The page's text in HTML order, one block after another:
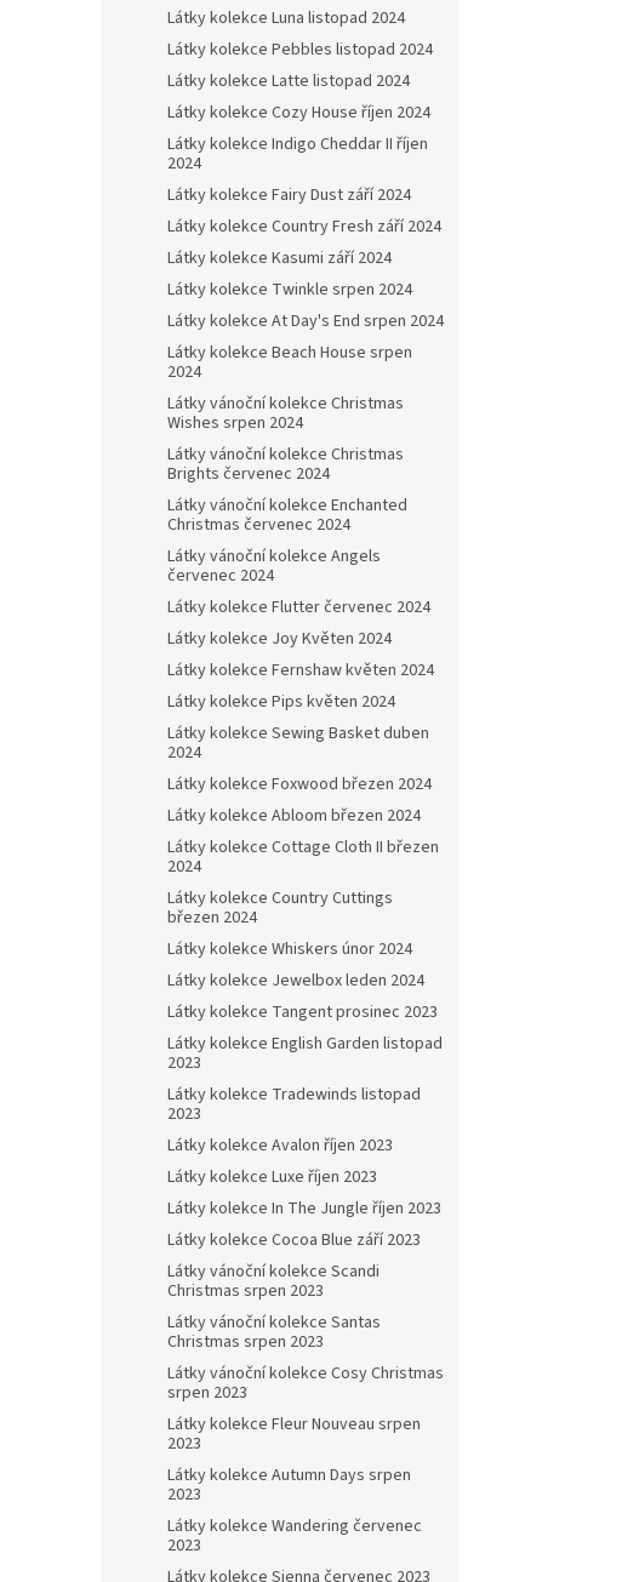
Látky kolekce Luna listopad 2024
Látky kolekce Pebbles listopad 2024
Látky kolekce Latte listopad 2024
Látky kolekce Cozy House říjen 2024
Látky kolekce Indigo Cheddar II říjen
2024
Látky kolekce Fairy Dust září 2024
Látky kolekce Country Fresh září 2024
Látky kolekce Kasumi září 2024
Látky kolekce Twinkle srpen 2024
Látky kolekce At Day's End srpen 2024
Látky kolekce Beach House srpen
2024
Látky vánoční kolekce Christmas
Wishes srpen 2024
Látky vánoční kolekce Christmas
Brights červenec 2024
Látky vánoční kolekce Enchanted
Christmas červenec 2024
Látky vánoční kolekce Angels
červenec 2024
Látky kolekce Flutter červenec 2024
Látky kolekce Joy Květen 2024
Látky kolekce Fernshaw květen 2024
Látky kolekce Pips květen 2024
Látky kolekce Sewing Basket duben
2024
Látky kolekce Foxwood březen 2024
Látky kolekce Abloom březen 2024
Látky kolekce Cottage Cloth II březen
2024
Látky kolekce Country Cuttings
březen 2024
Látky kolekce Whiskers únor 2024
Látky kolekce Jewelbox leden 2024
Látky kolekce Tangent prosinec 2023
Látky kolekce English Garden listopad
2023
Látky kolekce Tradewinds listopad
2023
Látky kolekce Avalon říjen 2023
Látky kolekce Luxe říjen 2023
Látky kolekce In The Jungle říjen 2023
Látky kolekce Cocoa Blue září 2023
Látky vánoční kolekce Scandi
Christmas srpen 2023
Látky vánoční kolekce Santas
Christmas srpen 2023
Látky vánoční kolekce Cosy Christmas
srpen 2023
Látky kolekce Fleur Nouveau srpen
2023
Látky kolekce Autumn Days srpen
2023
Látky kolekce Wandering červenec
2023
Látky kolekce Sienna červenec 2023